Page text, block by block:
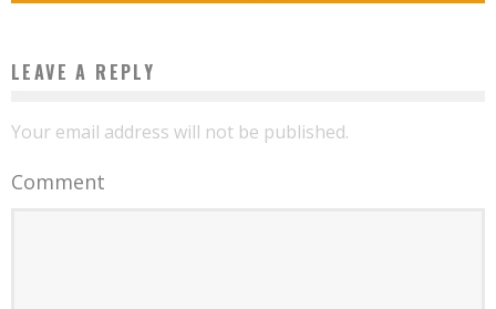
LEAVE A REPLY
Your email address will not be published.
Comment